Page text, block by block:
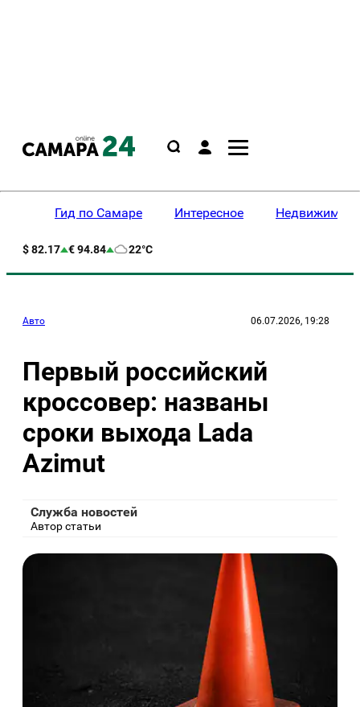
Гид по Самаре Интересное
$ 82.17 € 94.84 22°C
Авто 06.07.2026, 19:28
Первый российский
кроссовер: названы
сроки выхода Lada
Azimut
Служба новостей
Автор статьи